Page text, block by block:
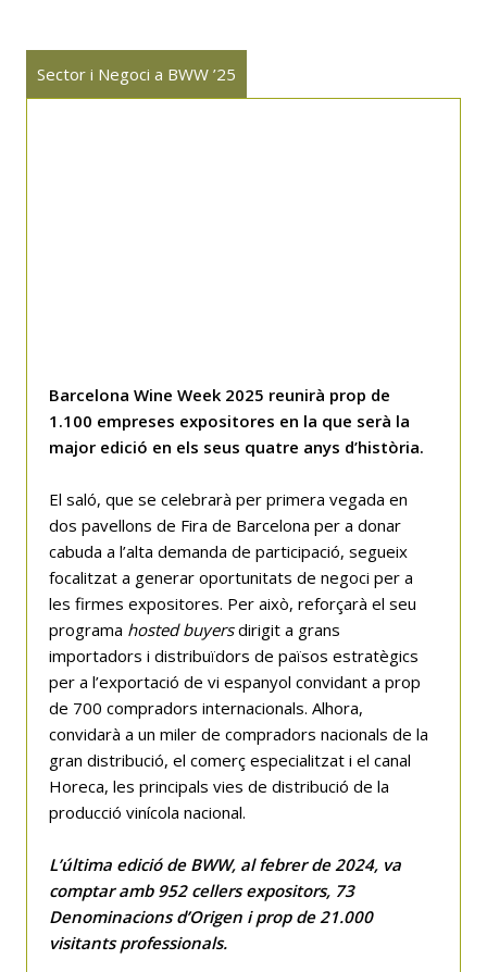
Sector i Negoci a BWW ’25
Barcelona Wine Week 2025 reunirà prop de
1.100 empreses expositores en la que serà la
major edició en els seus quatre anys d’història.
El saló, que se celebrarà per primera vegada en
dos pavellons de Fira de Barcelona per a donar
cabuda a l’alta demanda de participació, segueix
focalitzat a generar oportunitats de negoci per a
les firmes expositores. Per això, reforçarà el seu
programa hosted buyersdirigit a grans
importadors i distribuïdors de països estratègics
per a l’exportació de vi espanyol convidant a prop
de 700 compradors internacionals. Alhora,
convidarà a un miler de compradors nacionals de la
gran distribució, el comerç especialitzat i el canal
Horeca, les principals vies de distribució de la
producció vinícola nacional.
L’última edició de BWW, al febrer de 2024, va
comptar amb 952 cellers expositors, 73
Denominacions d’Origen i prop de 21.000
visitants professionals.